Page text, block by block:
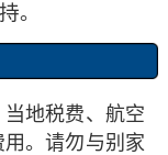
。
地税费、航空
。请勿与别家